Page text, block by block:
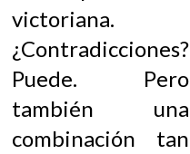
victoriana.
¿Contradicciones?
Puede. Pero
también una
combinación tan